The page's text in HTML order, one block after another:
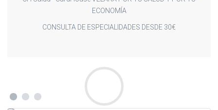
TU ELIGES, TU DECIDES. NOSOTROS LO HACEMOS